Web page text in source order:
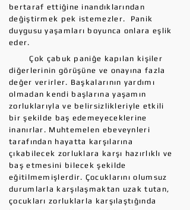
bertaraf ettiğine inandıklarından
değiştirmek pek istemezler. Panik
duygusu yaşamları boyunca onlara eşlik
eder.
Çok çabuk paniğe kapılan kişiler
diğerlerinin görüşüne ve onayına fazla
değer verirler. Başkalarının yardımı
olmadan kendi başlarına yaşamın
zorluklarıyla ve belirsizlikleriyle etkili
bir şekilde baş edemeyeceklerine
inanırlar. Muhtemelen ebeveynleri
tarafından hayatta karşılarına
çıkabilecek zorluklara karşı hazırlıklı ve
baş etmesini bilecek şekilde
eğitilmemişlerdir. Çocuklarını olumsuz
durumlarla karşılaşmaktan uzak tutan,
çocukları zorluklarla karşılaştığında